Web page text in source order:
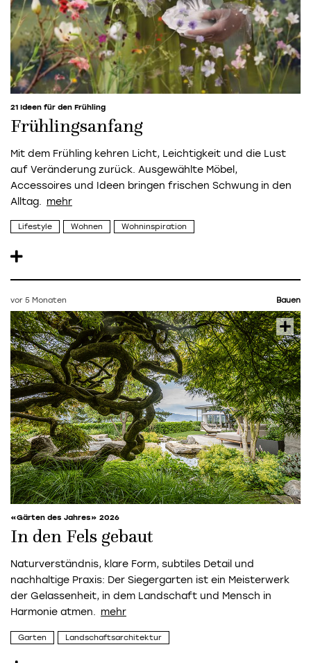
21 Ideen für den Frühling
Frühlingsanfang
Mit dem Frühling kehren Licht, Leichtigkeit und die Lust
auf Veränderung zurück. Ausgewählte Möbel,
Accessoires und Ideen bringen frischen Schwung in den
Alltag.
Lifestyle Wohnen Wohninspiration
vor 5 Monaten Bauen
«Gärten des Jahres» 2026
In den Fels gebaut
Naturverständnis, klare Form, subtiles Detail und
nachhaltige Praxis: Der Siegergarten ist ein Meisterwerk
der Gelassenheit, in dem Landschaft und Mensch in
Harmonie atmen.
Garten Landschaftsarchitektur